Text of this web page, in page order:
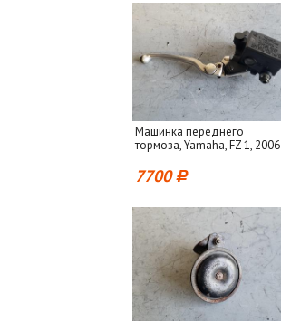
Машинка переднего
тормоза, Yamaha, FZ 1, 2006
7700